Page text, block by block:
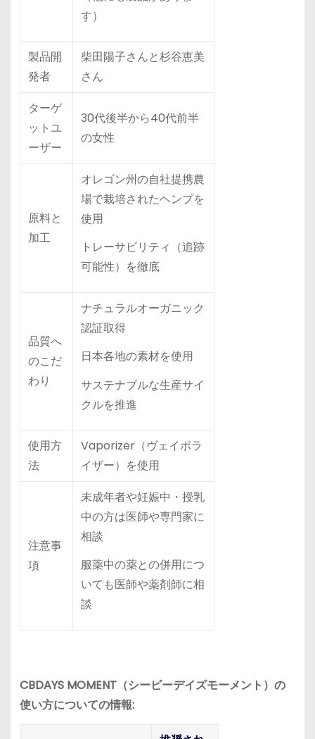
す）
製品開
発者
柴田陽子さんと杉谷恵美
さん
ターゲ
ットユ
ーザー
30代後半から40代前半
の女性
原料と
加工
オレゴン州の自社提携農
場で栽培されたヘンプを
使用
トレーサビリティ（追跡
可能性）を徹底
品質へ
のこだ
わり
ナチュラルオーガニック
認証取得
日本各地の素材を使用
サステナブルな生産サイ
クルを推進
使用方
法
Vaporizer（ヴェイポラ
イザー）を使用
注意事
項
未成年者や妊娠中・授乳
中の方は医師や専門家に
相談
服薬中の薬との併用につ
いても医師や薬剤師に相
談
CBDAYS MOMENT（シービーデイズモーメント）の
使い方についての情報: